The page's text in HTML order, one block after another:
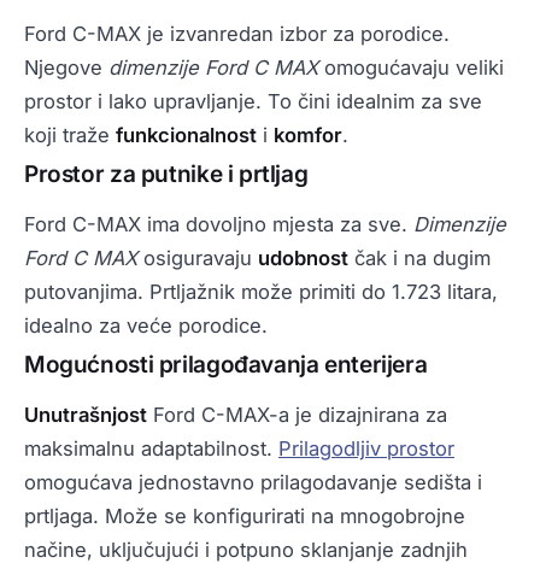
Ford C-MAX je izvanredan izbor za porodice.
Njegove dimenzije Ford C MAXomogućavaju veliki
prostor i lako upravljanje. To čini idealnim za sve
koji traže funkcionalnost i komfor.
Prostor za putnike i prtljag
Ford C-MAX ima dovoljno mjesta za sve. Dimenzije
Ford C MAXosiguravaju udobnost čak i na dugim
putovanjima. Prtljažnik može primiti do 1.723 litara,
idealno za veće porodice.
Mogućnosti prilagođavanja enterijera
Unutrašnjost Ford C-MAX-a je dizajnirana za
maksimalnu adaptabilnost. Prilagodljiv prostor
omogućava jednostavno prilagodavanje sedišta i
prtljaga. Može se konfigurirati na mnogobrojne
načine, uključujući i potpuno sklanjanje zadnjih